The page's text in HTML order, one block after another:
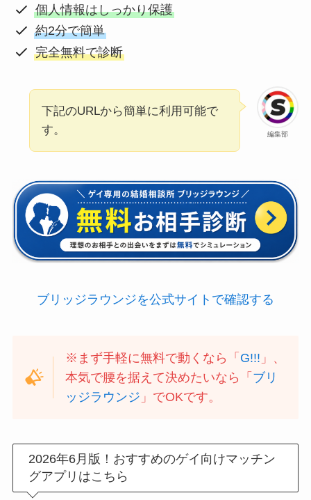
個人情報はしっかり保護
約2分で簡単
完全無料で診断
編集部
下記のURLから簡単に利用可能で
す。
ブリッジラウンジを公式サイトで確認する
※まず手軽に無料で動くなら「 G!!! 」、
本気で腰を据えて決めたいなら「 ブリ
ッジラウンジ 」でOKです。
2026年6月版！おすすめのゲイ向けマッチン
グアプリはこちら